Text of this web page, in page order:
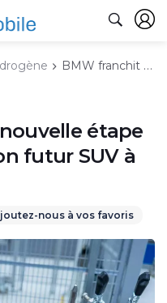
BMW franchit une nouvelle étape industrielle pour son futur SUV à hydrogène
étape
futur SUV à
nous à vos favoris